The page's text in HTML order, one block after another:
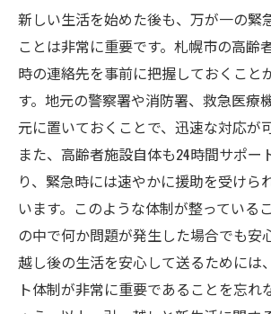
新しい生活を始めた後も、万が一の緊
ことは非常に重要です。札幌市の高齢
時の連絡先を事前に把握しておくこと
す。地元の警察署や消防署、救急医療
元に置いておくことで、迅速な対応が
また、高齢者施設自体も24時間サポー
り、緊急時には速やかに援助を受けら
います。このような体制が整っている
の中で何か問題が発生した場合でも安
越し後の生活を安心して送るためには
ト体制が非常に重要であることを忘れ